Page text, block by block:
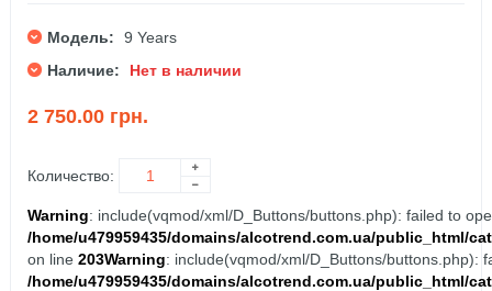
Модель:
9 Years
Наличие:
Нет в наличии
2 750.00 грн.
Количество:
Warning: include(vqmod/xml/D_Buttons/buttons.php): failed to
/home/u479959435/domains/alcotrend.com.ua/public_html/
on line 203Warning: include(vqmod/xml/D_Buttons/buttons.php):
/home/u479959435/domains/alcotrend.com.ua/public_html/